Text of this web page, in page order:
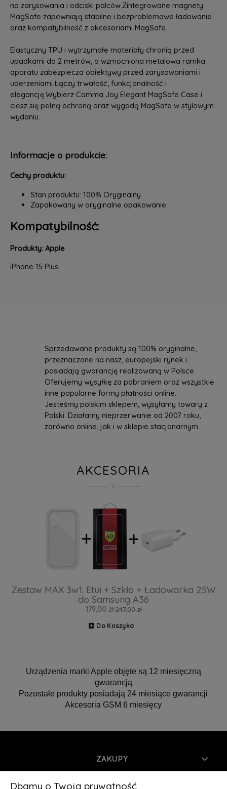
na zarysowania i odciski palców.Zintegrowane magnety
MagSafe zapewniają stabilne i bezproblemowe ładowanie
oraz kompatybilność z akcesoriami MagSafe.
Elastyczny TPU i wytrzymałe materiały chronią przed
upadkami do 2 metrów, a wzmocniona metalowa ramka
aparatu zabezpiecza obiektywy przed zarysowaniami i
uderzeniami.Łączy trwałość, funkcjonalność i
elegancję.Wybierz Comma Joy Elegant MagSafe Case i
ciesz się pełną ochroną oraz wygodą MagSafe w stylowym
wydaniu.
Informacje o produkcie:
Cechy produktu:
Stan produktu: 100% Oryginalny
Zapakowany w oryginalne opakowanie
Kompatybilność:
Produkty: Apple
iPhone 15 Plus
Sprzedawane produkty są 100% oryginalne,
przeznaczone na nasz, europejski rynek i
posiadają gwarancję realizowaną w Polsce.
Oferujemy wysyłkę za pobraniem oraz wszystkie
inne popularne formy płatności online.
Jesteśmy polskim sklepem, wysyłamy towary z
Polski. Działamy nieprzerwanie od 2007 roku,
zarówno online, jak i w sklepie stacjonarnym.
AKCESORIA
Zestaw MAX 3w1: Etui + Szkło + Ładowarka 25W
do Samsung A36
179,00 zł 247,00 zł
Do Koszyka
Urządzenia marki Apple objęte są 12 miesięczną
gwarancją
Pozostałe produkty posiadają 24 miesiące gwarancji
Akcesoria GSM 6 miesięcy
ZAKUPY
INFORMACJE
Dbamy o Twoją prywatność